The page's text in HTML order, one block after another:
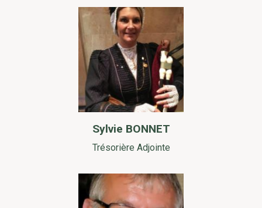
Sylvie BONNET
Trésorière Adjointe